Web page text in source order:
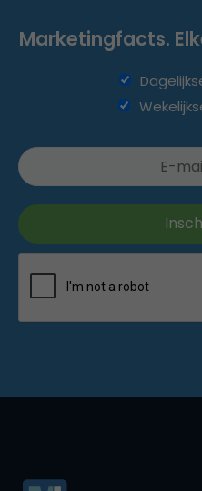
Marketingfacts.